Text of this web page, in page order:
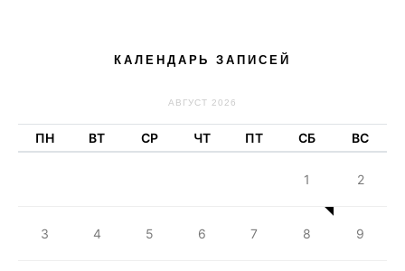
КАЛЕНДАРЬ ЗАПИСЕЙ
АВГУСТ 2026
ПН ВТ СР ЧТ ПТ СБ ВС
1 2
3 4 5 6 7 8 9